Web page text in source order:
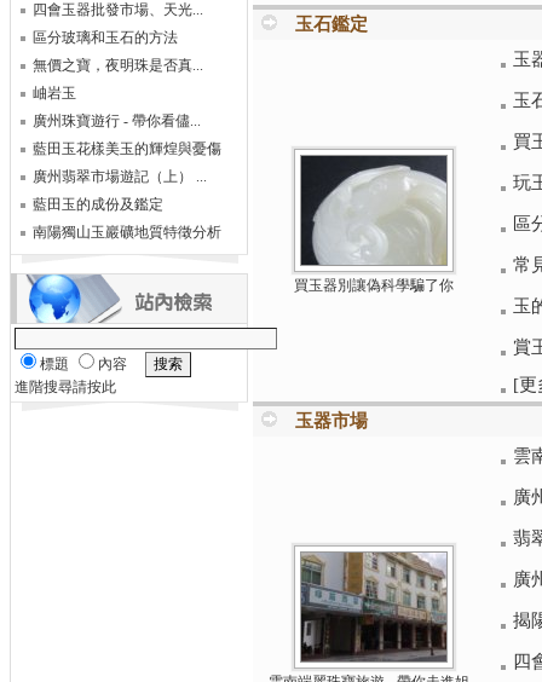
四會玉器批發市場、天光...
區分玻璃和玉石的方法
無價之寶，夜明珠是否真...
岫岩玉
廣州珠寶遊行 - 帶你看儘...
藍田玉花樣美玉的輝煌與憂傷
廣州翡翠市場遊記（上） ...
藍田玉的成份及鑑定
南陽獨山玉巖礦地質特徵分析
標題
內容
進階搜尋請按此
玉石鑑定
買玉器別讓偽科學騙了你
玉
玉
買
玩
區
常
玉
賞
[更
玉器市場
雲
廣
翡
廣
揭
四